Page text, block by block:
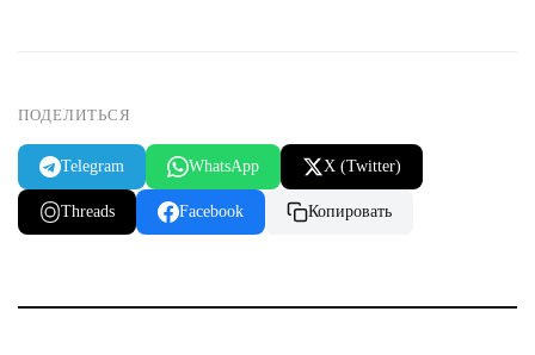
ПОДЕЛИТЬСЯ
Telegram WhatsApp X (Twitter)
Threads Facebook Копировать